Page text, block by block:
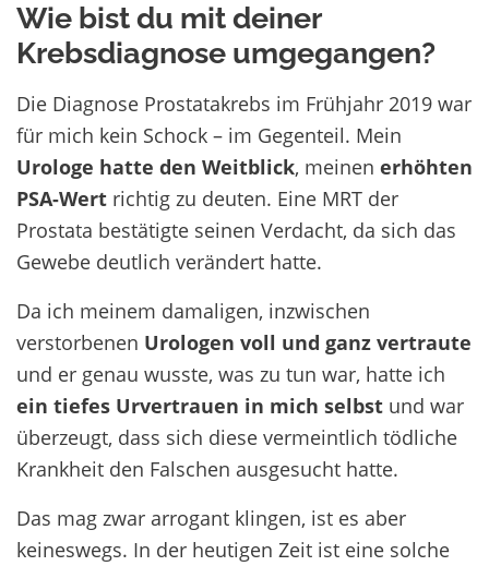
Wie bist du mit deiner
Krebsdiagnose umgegangen?
Die Diagnose Prostatakrebs im Frühjahr 2019 war
für mich kein Schock – im Gegenteil. Mein
Urologe hatte den Weitblick, meinen erhöhten
PSA-Wert richtig zu deuten. Eine MRT der
Prostata bestätigte seinen Verdacht, da sich das
Gewebe deutlich verändert hatte.
Da ich meinem damaligen, inzwischen
verstorbenen Urologen voll und ganz vertraute
und er genau wusste, was zu tun war, hatte ich
ein tiefes Urvertrauen in mich selbst und war
überzeugt, dass sich diese vermeintlich tödliche
Krankheit den Falschen ausgesucht hatte.
Das mag zwar arrogant klingen, ist es aber
keineswegs. In der heutigen Zeit ist eine solche